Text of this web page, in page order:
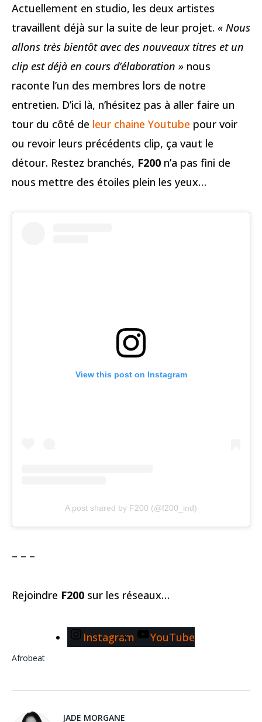
Actuellement en studio, les deux artistes
travaillent déjà sur la suite de leur projet. « Nous
allons très bientôt avec des nouveaux titres et un
clip est déjà en cours d’élaboration » nous
raconte l’un des membres lors de notre
entretien. D’ici là, n’hésitez pas à aller faire un
tour du côté de leur chaine Youtube pour voir
ou revoir leurs précédents clip, ça vaut le
détour. Restez branchés, F200 n’a pas fini de
nous mettre des étoiles plein les yeux…
View this post on Instagram
A post shared by F200 (@f200_ind)
– – –
Rejoindre F200 sur les réseaux…
Instagram YouTube
Afrobeat
JADE MORGANE